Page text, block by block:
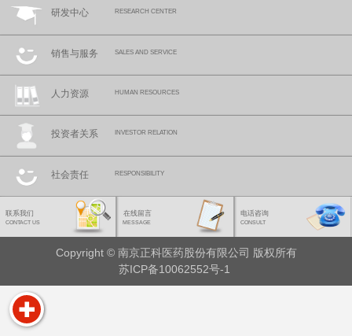
研发中心 RESEARCH CENTER
销售与服务 SALES AND SERVICE
人力资源 HUMAN RESOURCES
投资者关系 INVESTOR RELATION
社会责任 RESPONSIBILITY
联系我们
CONTACT US
在线留言
MESSAGE
电话咨询
CONSULT
Copyright © 南京正科医药股份有限公司 版权所有
苏ICP备10062552号-1